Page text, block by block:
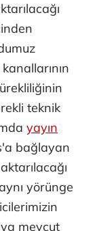
teknik
yayın
bağlayan
yörünge
mevcut